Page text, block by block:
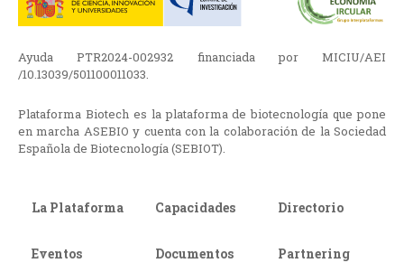
Ayuda PTR2024-002932 financiada por MICIU/AEI
/10.13039/501100011033.
Plataforma Biotech es la plataforma de biotecnología que pone
en marcha ASEBIO y cuenta con la colaboración de la Sociedad
Española de Biotecnología (SEBIOT).
La Plataforma Capacidades Directorio
Eventos Documentos Partnering